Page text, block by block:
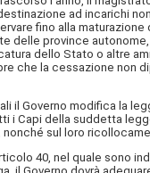
ad incarichi
fino alla
delle province
dello Stato o altre
che la cessazione non
Governo modifica la
i Capi della suddetta
sul loro
40, nel quale sono